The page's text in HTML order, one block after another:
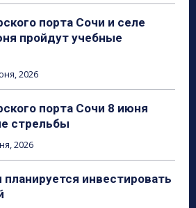
порта Сочи и селе
пройдут учебные
2026
порта Сочи 8 июня
стрельбы
2026
планируется инвестировать